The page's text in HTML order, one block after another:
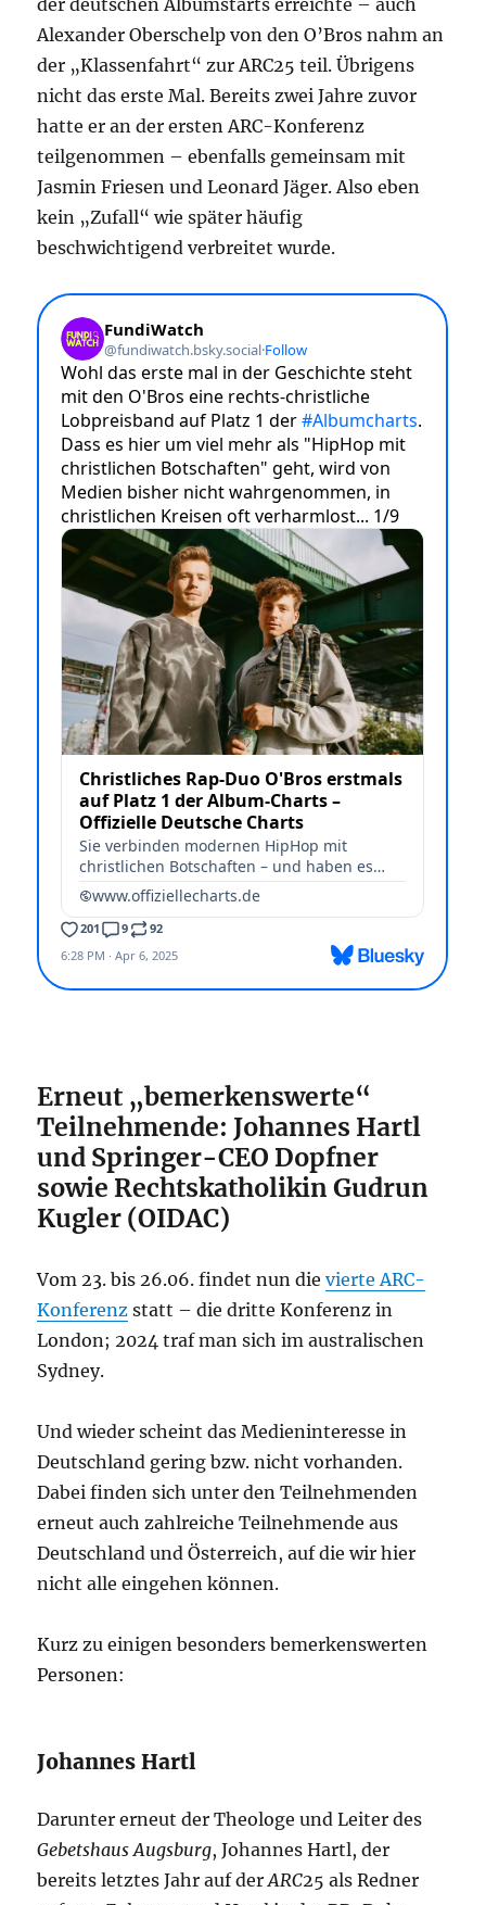
der deutschen Albumstarts erreichte – auch
Alexander Oberschelp von den O’Bros nahm an
der „Klassenfahrt“ zur ARC25 teil. Übrigens
nicht das erste Mal. Bereits zwei Jahre zuvor
hatte er an der ersten ARC-Konferenz
teilgenommen – ebenfalls gemeinsam mit
Jasmin Friesen und Leonard Jäger. Also eben
kein „Zufall“ wie später häufig
beschwichtigend verbreitet wurde.
Erneut „bemerkenswerte“
Teilnehmende: Johannes Hartl
und Springer-CEO Dopfner
sowie Rechtskatholikin Gudrun
Kugler (OIDAC)
Vom 23. bis 26.06. findet nun dievierte ARC-
Konferenz statt – die dritte Konferenz in
London; 2024 traf man sich im australischen
Sydney.
Und wieder scheint das Medieninteresse in
Deutschland gering bzw. nicht vorhanden.
Dabei finden sich unter den Teilnehmenden
erneut auch zahlreiche Teilnehmende aus
Deutschland und Österreich, auf die wir hier
nicht alle eingehen können.
Kurz zu einigen besonders bemerkenswerten
Personen:
Johannes Hartl
Darunter erneut der Theologe und Leiter des
Gebetshaus Augsburg, Johannes Hartl, der
bereits letztes Jahr auf derARC25 als Redner